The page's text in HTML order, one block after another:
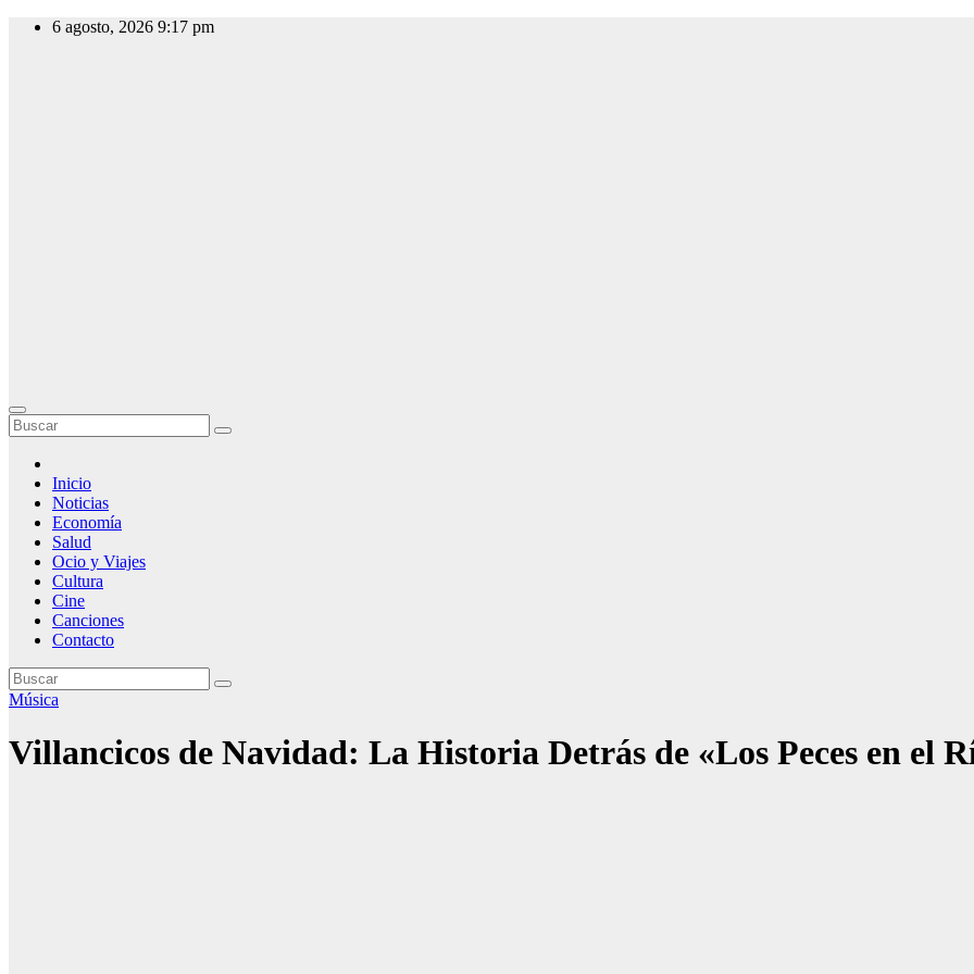
Saltar
6 agosto, 2026 9:17 pm
Inicio
Noticias
Economía
Salud
Ocio y Viajes
Cultura
Cine
Canciones
Contacto
Música
Villancicos de Navidad: La Historia Detrás de «Los Peces en el